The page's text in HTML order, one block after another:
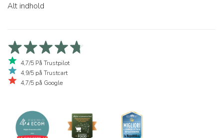
Alt indhold
4,7/5 På Trustpilot
4,9/5 på Trustcart
4,7/5 på Google